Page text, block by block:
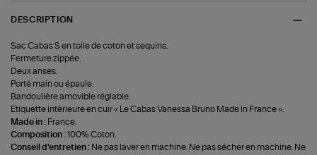
DESCRIPTION
Sac Cabas S en toile de coton et sequins.
Fermeture zippée.
Deux anses.
Porté main ou épaule.
Bandoulière amovible réglable.
Etiquette intérieure en cuir « Le Cabas Vanessa Bruno Made in France ».
Made in : France.
Composition :100% Coton.
Conseil d'entretien : Ne pas laver en machine. Ne pas sécher en machine. Ne